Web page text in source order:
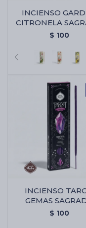
INCIENSO
CITRONELA
MADRE - Pura
$ 100
INCIENSO
GEMAS
MADRE X6 -
$ 100
Cartas de Tarot
Aromatizantes
Artículos